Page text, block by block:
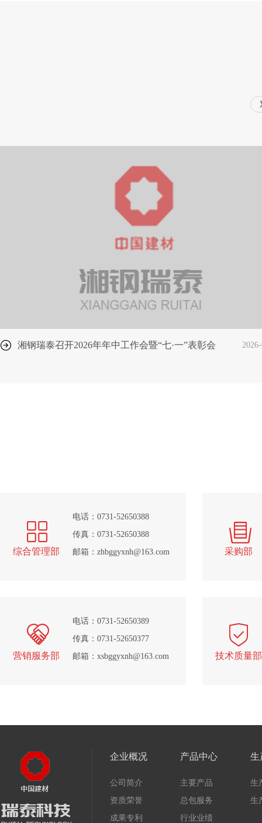
湘钢瑞泰召开2026年年中工作会暨“七·一”表彰会
综合管理部
电话：0731-52650388
传真：0731-52650388
邮箱：zhbggyxnh@163.com
采购部
营销服务部
电话：0731-52650389
传真：0731-52650377
邮箱：xsbggyxnh@163.com
技术质量部
企业概况
公司简介
资质荣誉
成果专利
产品中心
主要产品
总包服务
行业业绩
生
生
生